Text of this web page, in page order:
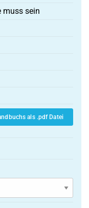
muss sein
als .pdf Datei